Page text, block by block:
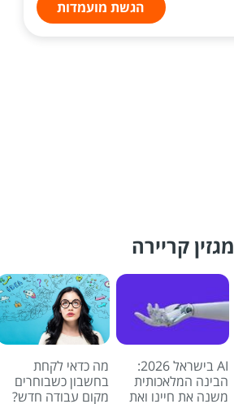
הגשת מועמדות
מגזין קריירה
AI בישראל 2026:
הבינה המלאכותית
משנה את חיינו ואת
מה כדאי לקחת
בחשבון כשבוחרים
מקום עבודה חדש?